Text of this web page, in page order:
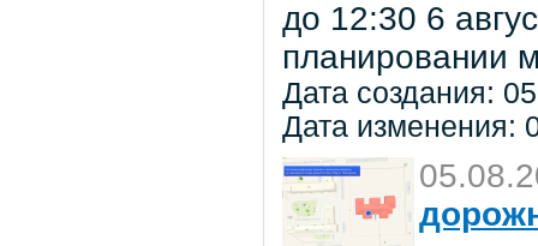
до 12:30 6
планировании
Дата создания:
Дата изменения: